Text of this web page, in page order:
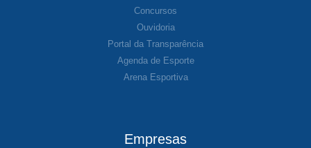
Concursos
Ouvidoria
Portal da Transparência
Agenda de Esporte
Arena Esportiva
Empresas